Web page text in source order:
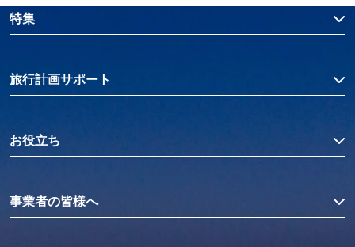
特集
旅行計画サポート
お役立ち
事業者の皆様へ